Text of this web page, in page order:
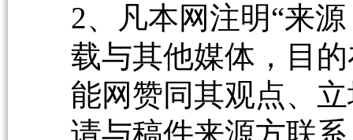
2、凡本网注明“来
载与其他媒体，目
能网赞同其观点、